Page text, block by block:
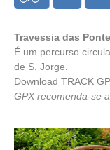
Travessia das
É um percurso
de S. Jorge.
Download TRACK
GPX recomenda-se